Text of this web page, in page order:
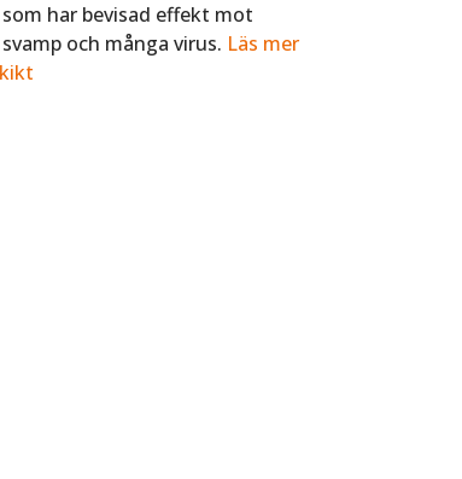
har bevisad effekt mot
och många virus. Läs mer